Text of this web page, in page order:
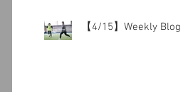
【4/15】Weekly Blog